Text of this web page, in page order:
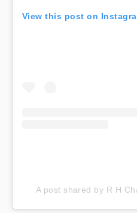
View this post on
A post shared by R H